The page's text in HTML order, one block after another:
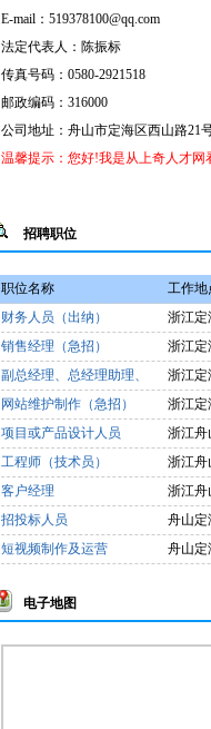
E-mail： 519378100@qq.com
法定代表人：陈振标
传真号码： 0580-2921518
邮政编码：316000
公司地址： 舟山市定海区西山路21
温馨提示：您好!我是从上奇人才网
招聘职位
职位名称 工作地
财务人员（出纳）
浙江定
销售经理（急招）
浙江定
副总经理、总经理助理、
部门经理、店长等
浙江定
网站维护制作（急招）
浙江定
项目或产品设计人员
浙江舟
工程师（技术员）
浙江舟
客户经理
浙江舟
招投标人员
舟山定
短视频制作及运营
舟山定
电子地图